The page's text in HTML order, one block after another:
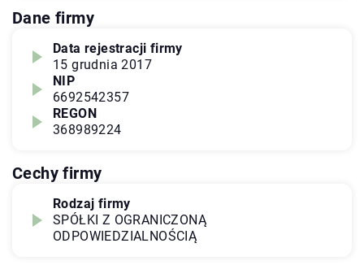
Dane firmy
Data rejestracji firmy
15 grudnia 2017
NIP
6692542357
REGON
368989224
Cechy firmy
Rodzaj firmy
SPÓŁKI Z OGRANICZONĄ
ODPOWIEDZIALNOŚCIĄ